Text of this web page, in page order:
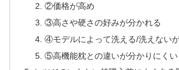
②価格が高め
③高さや硬さの好みが分かれる
④モデルによって洗える/洗えない
⑤高機能枕との違いが分かりにくい